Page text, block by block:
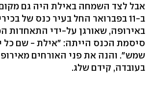
אבל לצד השמחה באילת היה גם
ב-11 בפברואר החל בעיר כנס של
באירופה, שאורגן על-ידי התאחדות
סיסמת הכנס הייתה: "אילת - שם כל
שמש". והנה את פני האורחים
בעובדה, קידם שלג.